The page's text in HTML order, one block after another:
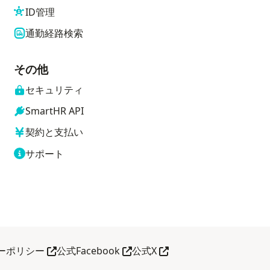
ID管理
通勤経路検索
その他
セキュリティ
SmartHR API
契約と支払い
サポート
ポリシー 別タブで開く
公式Facebook別タブで開く
公式X別タブで開く